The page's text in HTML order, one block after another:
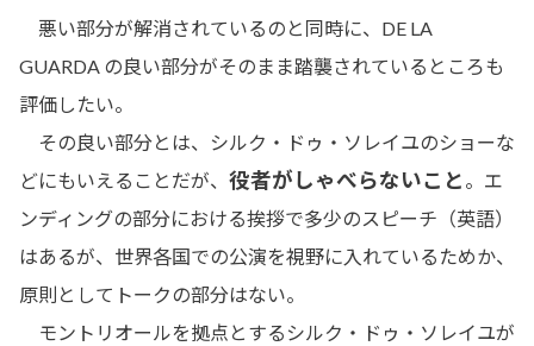
悪い部分が解消されているのと同時に、DE LA
GUARDA の良い部分がそのまま踏襲されているところも
評価したい。
その良い部分とは、シルク・ドゥ・ソレイユのショーな
どにもいえることだが、 役者がしゃべらないこと 。エ
ンディングの部分における挨拶で多少のスピーチ（英語）
はあるが、世界各国での公演を視野に入れているためか、
原則としてトークの部分はない。
モントリオールを拠点とするシルク・ドゥ・ソレイユが